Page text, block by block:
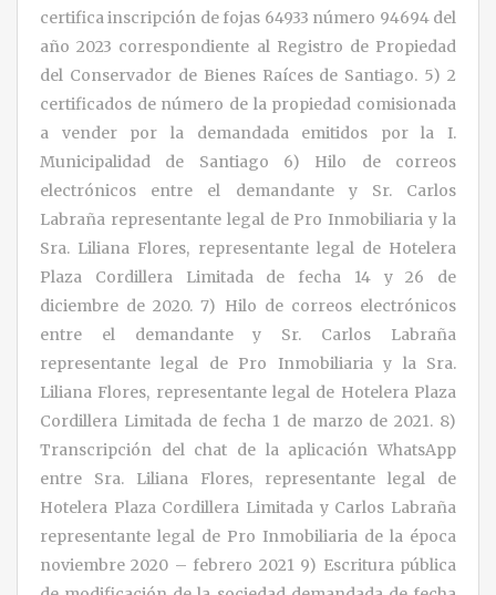
certifica inscripción de fojas 64933 número 94694 del
año 2023 correspondiente al Registro de Propiedad
del Conservador de Bienes Raíces de Santiago. 5) 2
certificados de número de la propiedad comisionada
a vender por la demandada emitidos por la I.
Municipalidad de Santiago 6) Hilo de correos
electrónicos entre el demandante y Sr. Carlos
Labraña representante legal de Pro Inmobiliaria y la
Sra. Liliana Flores, representante legal de Hotelera
Plaza Cordillera Limitada de fecha 14 y 26 de
diciembre de 2020. 7) Hilo de correos electrónicos
entre el demandante y Sr. Carlos Labraña
representante legal de Pro Inmobiliaria y la Sra.
Liliana Flores, representante legal de Hotelera Plaza
Cordillera Limitada de fecha 1 de marzo de 2021. 8)
Transcripción del chat de la aplicación WhatsApp
entre Sra. Liliana Flores, representante legal de
Hotelera Plaza Cordillera Limitada y Carlos Labraña
representante legal de Pro Inmobiliaria de la época
noviembre 2020 – febrero 2021 9) Escritura pública